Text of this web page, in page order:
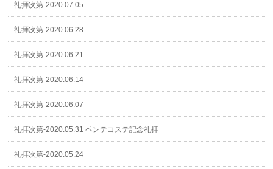
礼拝次第-2020.07.05
礼拝次第-2020.06.28
礼拝次第-2020.06.21
礼拝次第-2020.06.14
礼拝次第-2020.06.07
礼拝次第-2020.05.31 ペンテコステ記念礼拝
礼拝次第-2020.05.24